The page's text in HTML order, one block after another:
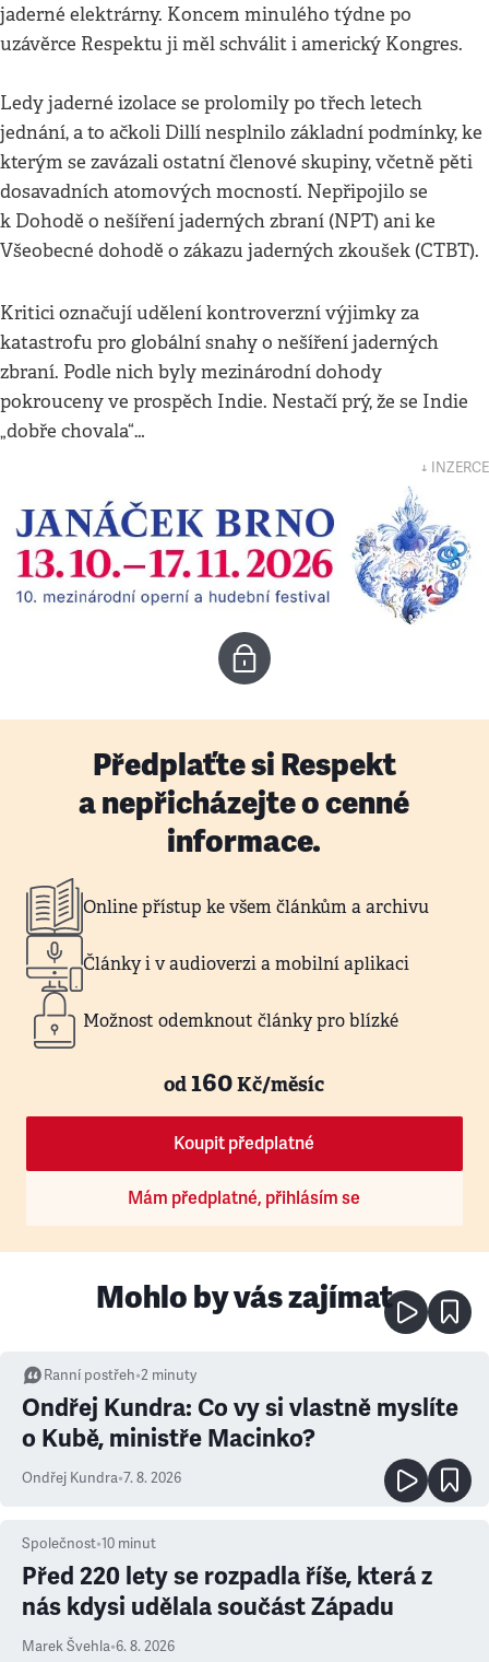
jaderné elektrárny. Koncem minulého týdne po
uzávěrce Respektu ji měl schválit i americký Kongres.
Ledy jaderné izolace se prolomily po třech letech
jednání, a to ačkoli Dillí nesplnilo základní podmínky, ke
kterým se zavázali ostatní členové skupiny, včetně pěti
dosavadních atomových mocností. Nepřipojilo se
k Dohodě o nešíření jaderných zbraní (NPT) ani ke
Všeobecné dohodě o zákazu jaderných zkoušek (CTBT).
Kritici označují udělení kontroverzní výjimky za
katastrofu pro globální snahy o nešíření jaderných
zbraní. Podle nich byly mezinárodní dohody
pokrouceny ve prospěch Indie. Nestačí prý, že se Indie
„dobře chovala“…
↓ INZERCE
Předplaťte si Respekt
a nepřicházejte o cenné
informace.
Online přístup ke všem článkům a archivu
Články i v audioverzi a mobilní aplikaci
Možnost odemknout články pro blízké
od160Kč/měsíc
Koupit předplatné
Mám předplatné, přihlásím se
Mohlo by vás zajímat
Ranní postřeh•2 minuty
Ondřej Kundra: Co vy si vlastně myslíte
o Kubě, ministře Macinko?
Ondřej Kundra•7. 8. 2026
Společnost•10 minut
Před 220 lety se rozpadla říše, která z
nás kdysi udělala součást Západu
Marek Švehla•6. 8. 2026